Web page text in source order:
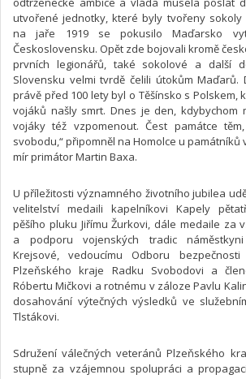
utvořené jednotky, které byly tvořeny sokoly
na jaře 1919 se pokusilo Maďarsko
Československu. Opět zde bojovali kromě
prvních legionářů, také sokolové a další
Slovensku velmi tvrdě čelili útokům Maďarů.
právě před 100 lety byl o Těšínsko s Polskem,
vojáků našly smrt. Dnes je den, kdybychom
vojáky též vzpomenout. Čest památce
svobodu,“ připomněl na Homolce u památníků
mír primátor Martin Baxa.
U příležitosti významného životního jubilea
velitelství medaili kapelníkovi Kapely
pěšího pluku Jiřímu Žurkovi, dále medaile za
a podporu vojenských tradic
Krejsové, vedoucímu Odboru
Plzeňského kraje Radku Svobodovi a
Róbertu Mičkovi a rotnému v záloze Pavlu
dosahování výtečných výsledků ve
Tlstákovi.
Sdružení válečných veteránů Plzeňského
stupně za vzájemnou spolupráci a